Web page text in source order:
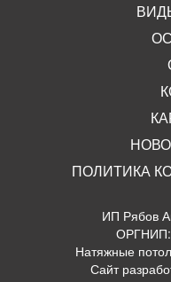
ПОЛИТИКА
ИП Рябов
ОРГНИП:
Натяжные
Сайт